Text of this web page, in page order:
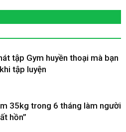
tập Gym huyền thoại mà bạn
tập luyện
35kg trong 6 tháng làm người
hồn”